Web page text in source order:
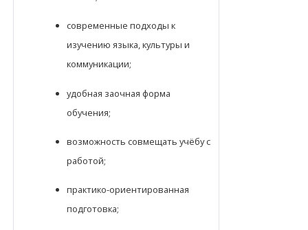
современные подходы к
изучению языка, культуры и
коммуникации;
удобная заочная форма
обучения;
возможность совмещать учёбу с
работой;
практико-ориентированная
подготовка;